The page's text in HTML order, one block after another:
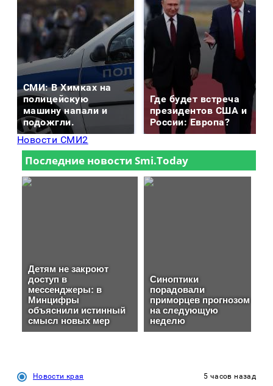
СМИ: В Химках на
полицейскую
машину напали и
подожгли.
Где будет встреча
президентов США и
России: Европа?
Новости СМИ2
Новости края 5 часов назад